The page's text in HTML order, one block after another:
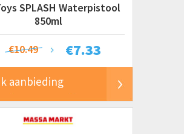
SPLASH Waterpistool
850ml
€7.33
€10.49
aanbieding